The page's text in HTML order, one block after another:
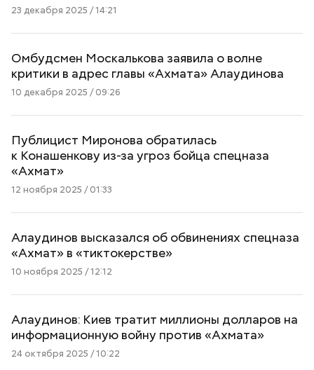
23 декабря 2025 / 14:21
Омбудсмен Москалькова заявила о волне
критики в адрес главы «Ахмата» Алаудинова
10 декабря 2025 / 09:26
Публицист Миронова обратилась
к Конашенкову из-за угроз бойца спецназа
«Ахмат»
12 ноября 2025 / 01:33
Алаудинов высказался об обвинениях спецназа
«Ахмат» в «тиктокерстве»
10 ноября 2025 / 12:12
Алаудинов: Киев тратит миллионы долларов на
информационную войну против «Ахмата»
24 октября 2025 / 10:22